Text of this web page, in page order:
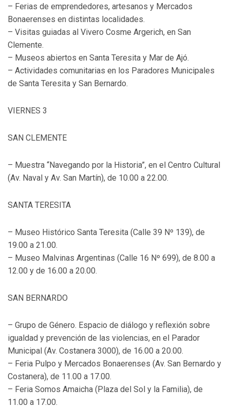
– Ferias de emprendedores, artesanos y Mercados
Bonaerenses en distintas localidades.
– Visitas guiadas al Vivero Cosme Argerich, en San
Clemente.
– Museos abiertos en Santa Teresita y Mar de Ajó.
– Actividades comunitarias en los Paradores Municipales
de Santa Teresita y San Bernardo.
VIERNES 3
SAN CLEMENTE
– Muestra “Navegando por la Historia”, en el Centro Cultural
(Av. Naval y Av. San Martín), de 10.00 a 22.00.
SANTA TERESITA
– Museo Histórico Santa Teresita (Calle 39 Nº 139), de
19.00 a 21.00.
– Museo Malvinas Argentinas (Calle 16 Nº 699), de 8.00 a
12.00 y de 16.00 a 20.00.
SAN BERNARDO
– Grupo de Género. Espacio de diálogo y reflexión sobre
igualdad y prevención de las violencias, en el Parador
Municipal (Av. Costanera 3000), de 16.00 a 20.00.
– Feria Pulpo y Mercados Bonaerenses (Av. San Bernardo y
Costanera), de 11.00 a 17.00.
– Feria Somos Amaicha (Plaza del Sol y la Familia), de
11.00 a 17.00.